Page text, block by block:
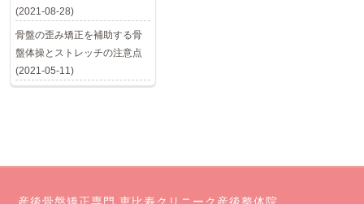
(2021-08-28)
骨盤の歪み矯正を補助する骨
盤体操とストレッチの注意点
(2021-05-11)